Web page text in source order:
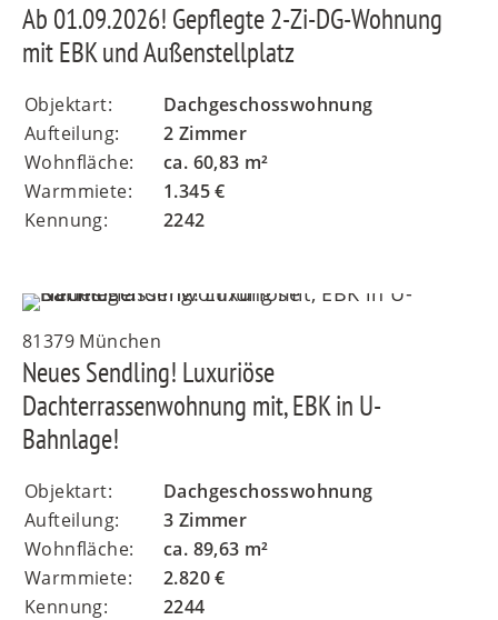
Ab 01.09.2026! Gepflegte 2-Zi-DG-Wohnung
mit EBK und Außenstellplatz
Objektart:
Dachgeschosswohnung
Aufteilung:
2 Zimmer
Wohnfläche:
ca. 60,83 m²
Warmmiete:
1.345 €
Kennung:
2242
81379 München
Neues Sendling! Luxuriöse
Dachterrassenwohnung mit, EBK in U-
Bahnlage!
Objektart:
Dachgeschosswohnung
Aufteilung:
3 Zimmer
Wohnfläche:
ca. 89,63 m²
Warmmiete:
2.820 €
Kennung:
2244